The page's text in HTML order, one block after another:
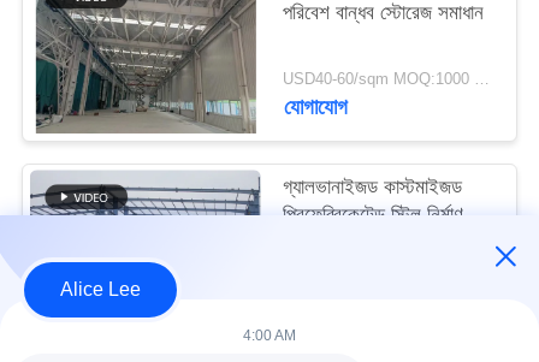
গোপনীয়তা
নীতি
পরিবেশ বান্ধব স্টোরেজ সমাধান
USD40-60/sqm MOQ:1000 বর্গমিটার
যোগাযোগ
গ্যালভানাইজড কাস্টমাইজড
প্রিফেব্রিকেটেড স্টিল নির্মাণ
Alice Lee
4:00 AM